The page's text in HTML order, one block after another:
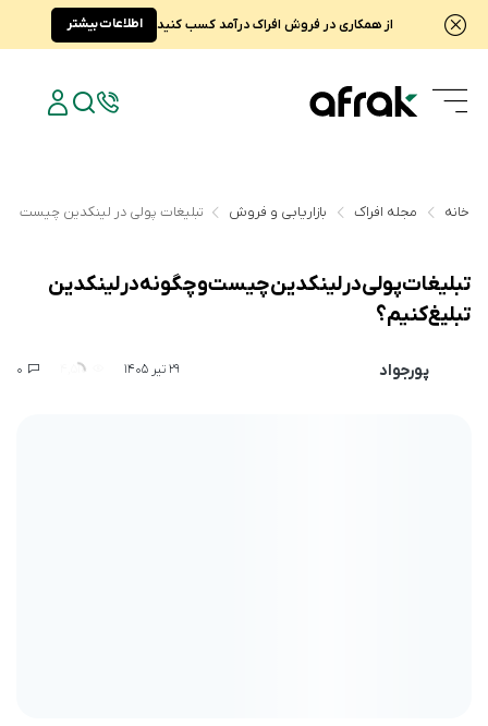
از همکاری در فروش افراک درآمد کسب کنید اطلاعات بیشتر
خانه مجله افراک بازاریابی و فروش تبلیغات پولی در لینکدین چیست و
تبلیغات پولی در لینکدین چیست و چگونه در لینکدین
تبلیغ کنیم؟
پورجواد 29 تیر 1405